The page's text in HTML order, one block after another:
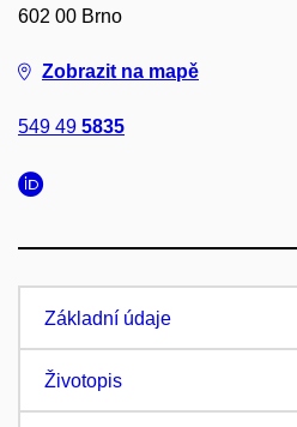
602 00 Brno
Zobrazit na mapě
549 49 5835
Základní údaje
Životopis